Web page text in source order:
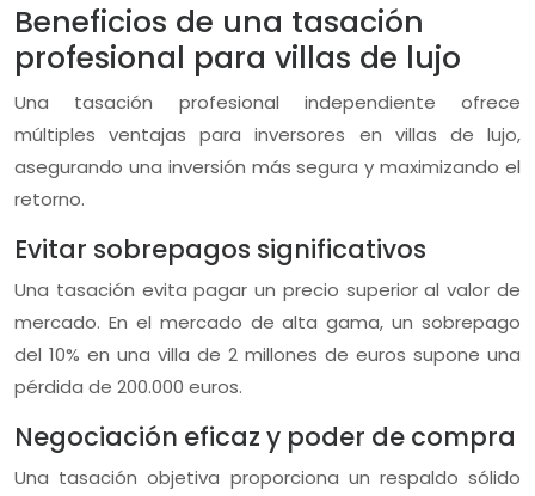
Beneficios de una tasación
profesional para villas de lujo
Una tasación profesional independiente ofrece
múltiples ventajas para inversores en villas de lujo,
asegurando una inversión más segura y maximizando el
retorno.
Evitar sobrepagos significativos
Una tasación evita pagar un precio superior al valor de
mercado. En el mercado de alta gama, un sobrepago
del 10% en una villa de 2 millones de euros supone una
pérdida de 200.000 euros.
Negociación eficaz y poder de compra
Una tasación objetiva proporciona un respaldo sólido